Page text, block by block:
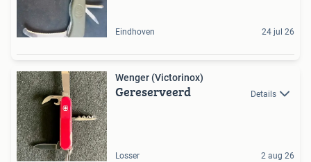
Eindhoven 24 jul 26
Wenger (Victorinox)
Gereserveerd Details
Losser 2 aug 26